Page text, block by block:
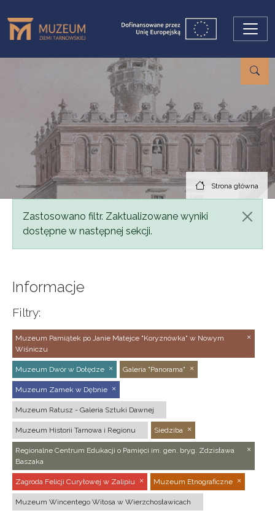
Strona główna
Komunikat
Zastosowano filtr. Zaktualizowane wyniki
dostępne w następnej sekcji.
Informacje
Filtry:
Muzeum Pamiątek po Janie Matejce "Koryznówka" w Nowym
Wiśniczu
Muzeum Dwór w Dołędze Galeria "Panorama"
Muzeum Zamek w Dębnie
Muzeum Ratusz - Galeria Sztuki Dawnej
Muzeum Historii Tarnowa i Regionu Siedziba
Regionalne Centrum Edukacji o Pamięci im. gen. bryg. Zdzisława
Baszaka
Zagroda Felicji Curyłowej w Zalipiu Muzeum Etnograficzne
Muzeum Wincentego Witosa w Wierzchosławicach